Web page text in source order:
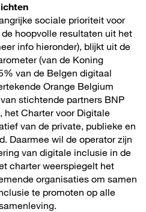
sociale prioriteit voor
hoopvolle resultaten uit het
info hieronder), blijkt uit de
(van de Koning
van de Belgen digitaal
Orange Belgium
stichtende partners BNP
het Charter voor Digitale
van de private, publieke en
Daarmee wil de operator zijn
van digitale inclusie in de
charter weerspiegelt het
organisaties om samen
te promoten op alle